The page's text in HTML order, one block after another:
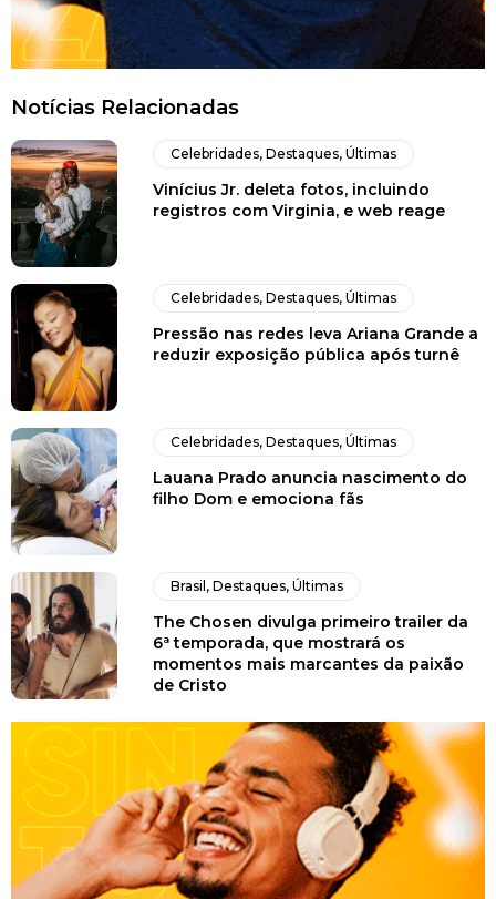
Notícias Relacionadas
Celebridades,Destaques,Últimas
Vinícius Jr. deleta fotos, incluindo
registros com Virginia, e web reage
Celebridades,Destaques,Últimas
Pressão nas redes leva Ariana Grande a
reduzir exposição pública após turnê
Celebridades,Destaques,Últimas
Lauana Prado anuncia nascimento do
filho Dom e emociona fãs
Brasil ,Destaques,Últimas
The Chosen divulga primeiro trailer da
6ª temporada, que mostrará os
momentos mais marcantes da paixão
de Cristo